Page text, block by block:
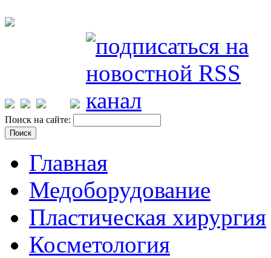
Поиск на сайте:
Главная
Медоборудование
Пластическая хирургия
Косметология